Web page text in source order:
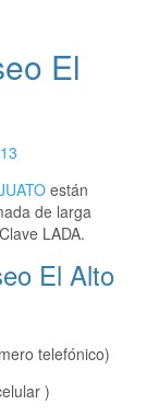
El
están
de larga
LADA.
El Alto
telefónico)
)